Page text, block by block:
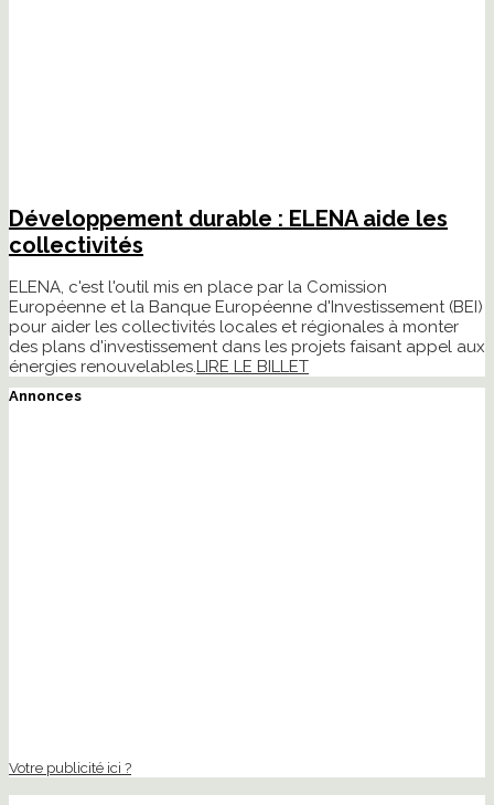
Développement durable : ELENA aide les
collectivités
ELENA, c'est l'outil mis en place par la Comission
Européenne et la Banque Européenne d'Investissement (BEI)
pour aider les collectivités locales et régionales à monter
des plans d'investissement dans les projets faisant appel aux
énergies renouvelables. LIRE LE BILLET
Annonces
Votre publicité ici ?